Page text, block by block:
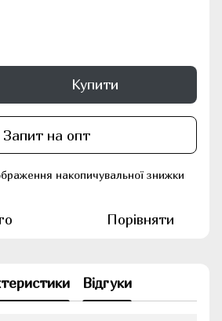
Купити
Запит на опт
накопичувальної знижки
Порівняти
Відгуки